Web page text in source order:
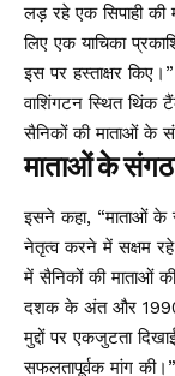
लड़ रहे एक सिपाही की
लिए एक याचिका
इस पर हस्ताक्षर किए।”
वाशिंगटन स्थित थिंक
सैनिकों की माताओं के
माताओं के
इसने कहा, “माताओं के
नेतृत्व करने में सक्षम
में सैनिकों की माताओं
दशक के अंत और
मुद्दों पर एकजुटता
सफलतापूर्वक मांग की।”